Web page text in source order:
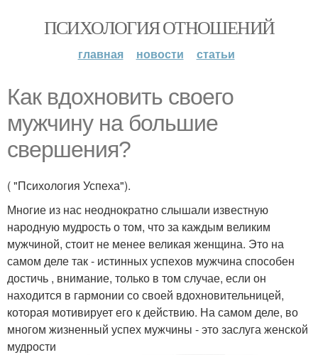
ПСИХОЛОГИЯ ОТНОШЕНИЙ
главная новости статьи
Как вдохновить своего
мужчину на большие
свершения?
( "Психология Успеха").
Многие из нас неоднократно слышали известную
народную мудрость о том, что за каждым великим
мужчиной, стоит не менее великая женщина. Это на
самом деле так - истинных успехов мужчина способен
достичь , внимание, только в том случае, если он
находится в гармонии со своей вдохновительницей,
которая мотивирует его к действию. На самом деле, во
многом жизненный успех мужчины - это заслуга женской
мудрости